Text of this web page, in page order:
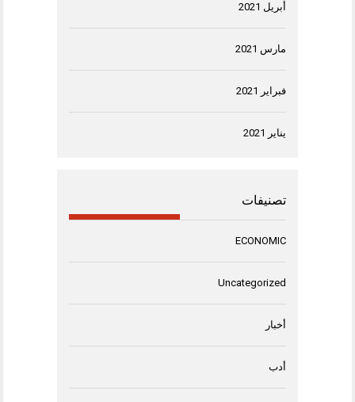
أبريل 2021
مارس 2021
فبراير 2021
يناير 2021
تصنيفات
ECONOMIC
Uncategorized
أخبار
أدب